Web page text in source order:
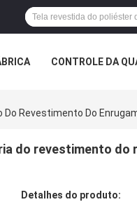
CONTROLE DA
Revestimento Do
do revestimento
Detalhes do produto: